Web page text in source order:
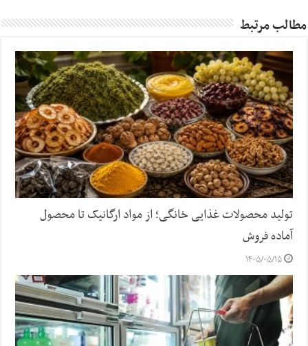
مطالب مرتبط
تولید محصولات غذایی خانگی؛ از مواد ارگانیک تا محصول
آماده فروش
۱۴۰۵/۰۵/۱۵